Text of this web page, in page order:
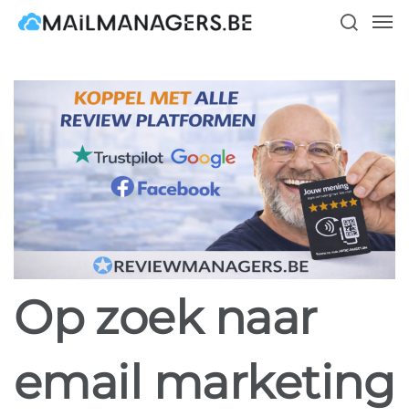
Skip
Op zoek naar
email marketing